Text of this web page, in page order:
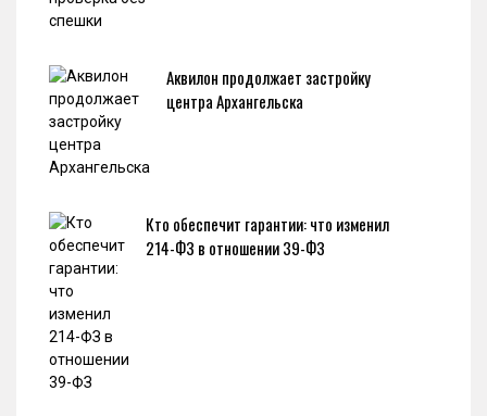
Аквилон продолжает застройку
центра Архангельска
Кто обеспечит гарантии: что изменил
214-ФЗ в отношении 39-ФЗ